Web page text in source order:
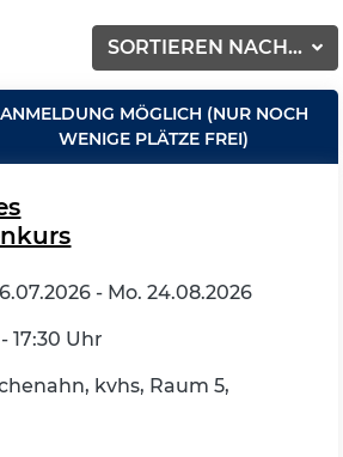
SORTIEREN NACH...
ANMELDUNG MÖGLICH (NUR NOCH
WENIGE PLÄTZE FREI)
- Mo. 24.08.2026
17:30 Uhr
kvhs, Raum 5,